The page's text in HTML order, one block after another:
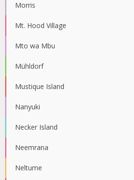
Morris
Mt. Hood Village
Mto wa Mbu
Mühldorf
Mustique Island
Nanyuki
Necker Island
Neemrana
Neltume